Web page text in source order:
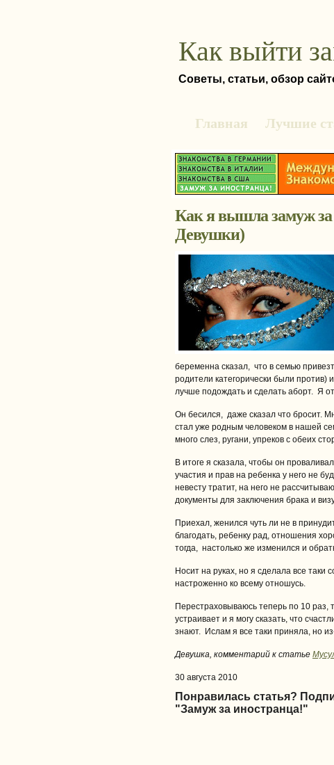
Как выйти
Советы, статьи, обзор
Главная Лучшие
Как я вышла замуж за
Девушки)
беременна сказал, что в семью
родители категорически были против)
лучше подождать и сделать аборт. Я
Он бесился, даже сказал что бросит.
стал уже родным человеком в нашей
много слез, ругани, упреков с обеих
В итоге я сказала, чтобы он
участия и прав на ребенка у него не
невесту тратит, на него не
документы для заключения брака и
Приехал, женился чуть ли не в
благодать, ребенку рад, отношения
тогда, настолько же изменился и
Носит на руках, но я сделала все таки
настроженно ко всему отношусь.
Перестраховываюсь теперь по 10 раз,
устраивает и я могу сказать, что
знают. Ислам я все таки приняла, но
Девушка, комментарий к статье
30 августа 2010
Понравилась статья?
"Замуж за иностранца!"